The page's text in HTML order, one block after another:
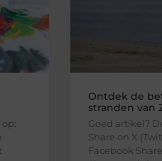
Ontdek de
stranden van
Goed artikel?
Share on X
Facebook